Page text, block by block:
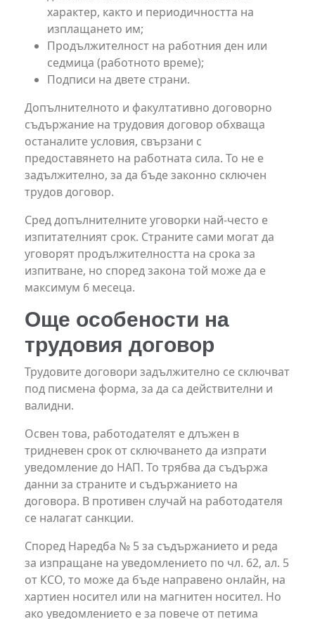
характер, както и периодичността на
изплащането им;
Продължителност на работния ден или
седмица (работното време);
Подписи на двете страни.
Допълнителното и факултативно договорно
съдържание на трудовия договор обхваща
останалите условия, свързани с
предоставянето на работната сила. То не е
задължително, за да бъде законно сключен
трудов договор.
Сред допълнителните уговорки най-често е
изпитателният срок. Страните сами могат да
уговорят продължителността на срока за
изпитване, но според закона той може да е
максимум 6 месеца.
Още особености на
трудовия договор
Трудовите договори задължително се сключват
под писмена форма, за да са действителни и
валидни.
Освен това, работодателят е длъжен в
тридневен срок от сключването да изпрати
уведомление до НАП. То трябва да съдържа
данни за страните и съдържанието на
договора. В противен случай на работодателя
се налагат санкции.
Според Наредба № 5 за съдържанието и реда
за изпращане на уведомлението по чл. 62, ал. 5
от КСО, то може да бъде направено онлайн, на
хартиен носител или на магнитен носител. Но
ако уведомлението е за повече от петима